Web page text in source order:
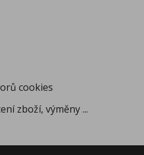
cookies
zboží, výměny ...